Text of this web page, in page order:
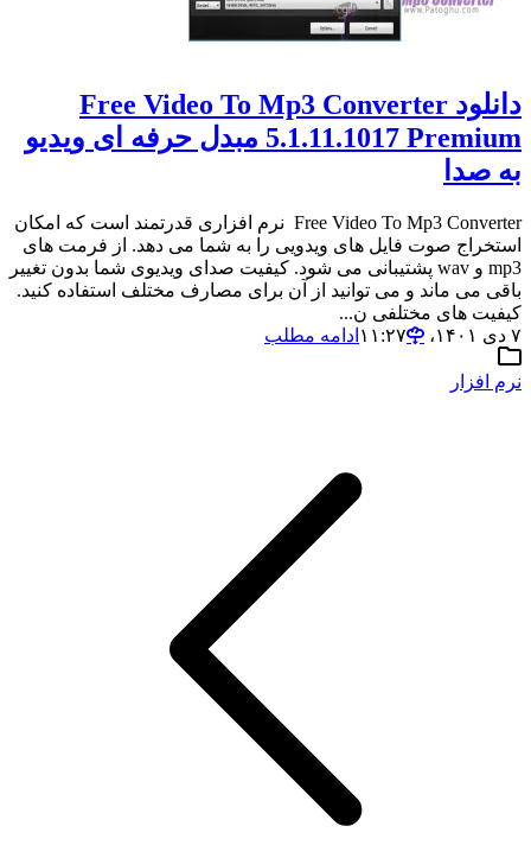
دانلود Free Video To Mp3 Converter
5.1.11.1017 Premium مبدل حرفه ای ویدیو
به صدا
Free Video To Mp3 Converter نرم افزاری قدرتمند است که امکان
استخراج صوت فایل های ویدویی را به شما می دهد. از فرمت های
mp3 و wav پشتیبانی می شود. کیفیت صدای ویدیوی شما بدون تغییر
باقی می ماند و می توانید از آن برای مصارف مختلف استفاده کنید.
کیفیت های مختلفی ن...
۷ دی ۱۴۰۱،‏ ۱۱:۲۷
ادامه مطلب
نرم افزار